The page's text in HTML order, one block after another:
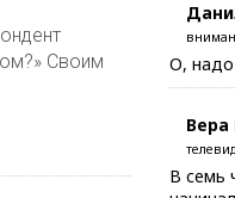
Своим
О,
В семь